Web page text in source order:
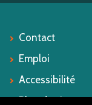
Contact
Emploi
Accessibilité
Plan du site